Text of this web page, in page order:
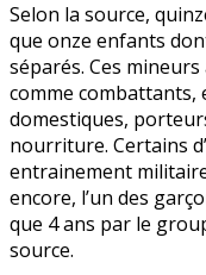
Selon la source,
que onze enfants
séparés. Ces
comme combattants,
domestiques,
nourriture. Certains
entrainement
encore, l’un des
que 4 ans par le
source.